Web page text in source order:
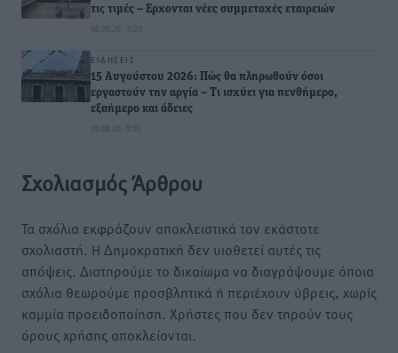
τις τιμές – Eρχονται νέες συμμετοχές εταιρειών
08.08.26 · 11:20
ΕΙΔΉΣΕΙΣ
15 Αυγούστου 2026: Πώς θα πληρωθούν όσοι
εργαστούν την αργία – Τι ισχύει για πενθήμερο,
εξαήμερο και άδειες
08.08.26 · 11:15
Σχολιασμός Άρθρου
Τα σχόλια εκφράζουν αποκλειστικά τον εκάστοτε
σχολιαστή. Η Δημοκρατική δεν υιοθετεί αυτές τις
απόψεις. Διατηρούμε το δικαίωμα να διαγράψουμε όποια
σχόλια θεωρούμε προσβλητικά ή περιέχουν ύβρεις, χωρίς
καμμία προειδοποίηση. Χρήστες που δεν τηρούν τους
όρους χρήσης αποκλείονται.